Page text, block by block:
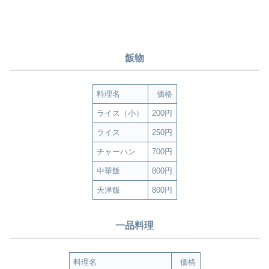
飯物
料理名 価格
ライス（小） 200円
ライス 250円
チャーハン 700円
中華飯 800円
天津飯 800円
一品料理
料理名 価格